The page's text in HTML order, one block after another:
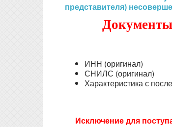
представителя)
ИНН (оригинал)
СНИЛС (оригинал)
Характеристика с
Исключение для